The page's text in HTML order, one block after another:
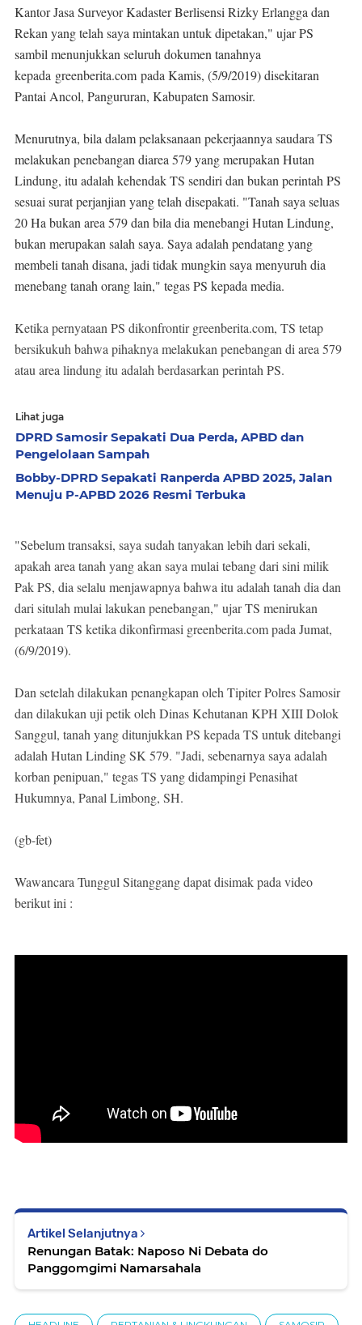
Kantor Jasa Surveyor Kadaster Berlisensi Rizky Erlangga dan
Rekan yang telah saya mintakan untuk dipetakan," ujar PS
sambil menunjukkan seluruh dokumen tanahnya
kepada greenberita.com pada Kamis, (5/9/2019) disekitaran
Pantai Ancol, Pangururan, Kabupaten Samosir.
Menurutnya, bila dalam pelaksanaan pekerjaannya saudara TS
melakukan penebangan diarea 579 yang merupakan Hutan
Lindung, itu adalah kehendak TS sendiri dan bukan perintah PS
sesuai surat perjanjian yang telah disepakati. "Tanah saya seluas
20 Ha bukan area 579 dan bila dia menebangi Hutan Lindung,
bukan merupakan salah saya. Saya adalah pendatang yang
membeli tanah disana, jadi tidak mungkin saya menyuruh dia
menebang tanah orang lain," tegas PS kepada media.
Ketika pernyataan PS dikonfrontir greenberita.com, TS tetap
bersikukuh bahwa pihaknya melakukan penebangan di area 579
atau area lindung itu adalah berdasarkan perintah PS.
Lihat juga
DPRD Samosir Sepakati Dua Perda, APBD dan
Pengelolaan Sampah
Bobby-DPRD Sepakati Ranperda APBD 2025, Jalan
Menuju P-APBD 2026 Resmi Terbuka
"Sebelum transaksi, saya sudah tanyakan lebih dari sekali,
apakah area tanah yang akan saya mulai tebang dari sini milik
Pak PS, dia selalu menjawapnya bahwa itu adalah tanah dia dan
dari situlah mulai lakukan penebangan," ujar TS menirukan
perkataan TS ketika dikonfirmasi greenberita.com pada Jumat,
(6/9/2019).
Dan setelah dilakukan penangkapan oleh Tipiter Polres Samosir
dan dilakukan uji petik oleh Dinas Kehutanan KPH XIII Dolok
Sanggul, tanah yang ditunjukkan PS kepada TS untuk ditebangi
adalah Hutan Linding SK 579. "Jadi, sebenarnya saya adalah
korban penipuan," tegas TS yang didampingi Penasihat
Hukumnya, Panal Limbong, SH.
(gb-fet)
Wawancara Tunggul Sitanggang dapat disimak pada video
berikut ini :
Artikel Selanjutnya
Renungan Batak: Naposo Ni Debata do
Panggomgimi Namarsahala